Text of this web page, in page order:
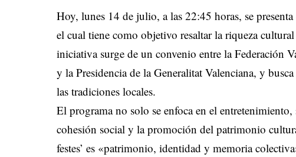
Hoy, lunes 14 de julio, a las 22:45 horas, se
el cual tiene como objetivo resaltar la riqueza
iniciativa surge de un convenio entre la Federación
y la Presidencia de la Generalitat Valenciana, y
las tradiciones locales.
El programa no solo se enfoca en el
cohesión social y la promoción del patrimonio
festes’ es «patrimonio, identidad y memoria